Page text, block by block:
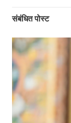
संबंधित पोस्ट